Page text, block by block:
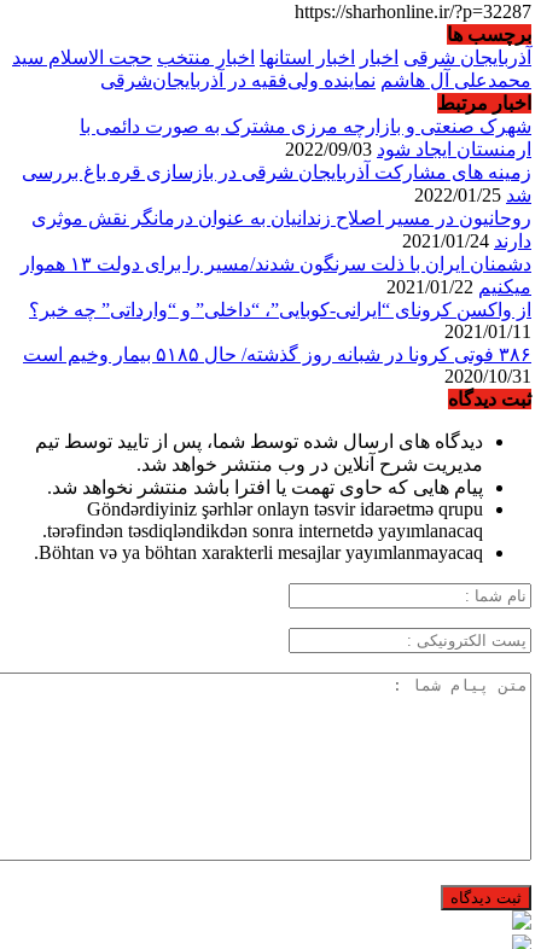
https://sharhonline.ir/?p=32287
برچسب ها
آذربایجان شرقی اخبار اخبار استانها اخبار منتخب حجت الاسلام سید
محمدعلی آل هاشم نماینده ولی‌فقیه در آذربایجان‌شرقی
اخبار مرتبط
شهرک صنعتی و بازارچه مرزی مشترک به صورت دائمی با
ارمنستان ایجاد شود
زمینه های مشارکت آذربایجان شرقی در بازسازی قره باغ بررسی
شد
روحانیون در مسیر اصلاح زندانیان به عنوان درمانگر نقش موثری
دارند
دشمنان ایران با ذلت سرنگون شدند/مسیر را برای دولت ۱۳ هموار
میکنیم
از واکسن کرونای “ایرانی-کوبایی”، “داخلی” و “وارداتی” چه خبر؟
2021/01/11
۳۸۶ فوتی کرونا در شبانه روز گذشته/ حال ۵۱۸۵ بیمار وخیم است
2020/10/31
ثبت دیدگاه
دیدگاه های ارسال شده توسط شما، پس از تایید توسط تیم
مدیریت شرح آنلاین در وب منتشر خواهد شد.
پیام هایی که حاوی تهمت یا افترا باشد منتشر نخواهد شد.
Göndərdiyiniz şərhlər onlayn təsvir idarəetmə qrupu
tərəfindən təsdiqləndikdən sonra internetdə yayımlanacaq.
Böhtan və ya böhtan xarakterli mesajlar yayımlanmayacaq.